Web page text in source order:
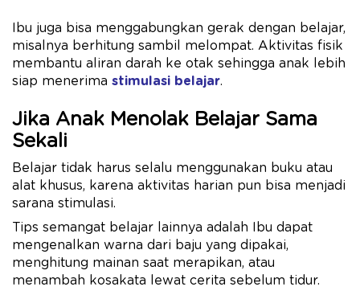
Ibu juga bisa menggabungkan gerak dengan belajar,
misalnya berhitung sambil melompat. Aktivitas fisik
membantu aliran darah ke otak sehingga anak lebih
siap menerima stimulasi belajar.
Jika Anak Menolak Belajar Sama
Sekali
Belajar tidak harus selalu menggunakan buku atau
alat khusus, karena aktivitas harian pun bisa menjadi
sarana stimulasi.
Tips semangat belajar lainnya adalah Ibu dapat
mengenalkan warna dari baju yang dipakai,
menghitung mainan saat merapikan, atau
menambah kosakata lewat cerita sebelum tidur.